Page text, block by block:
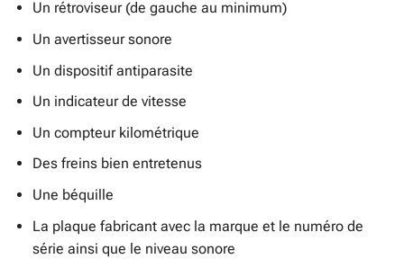
Un rétroviseur (de gauche au minimum)
Un avertisseur sonore
Un dispositif antiparasite
Un indicateur de vitesse
Un compteur kilométrique
Des freins bien entretenus
Une béquille
La plaque fabricant avec la marque et le numéro de
série ainsi que le niveau sonore